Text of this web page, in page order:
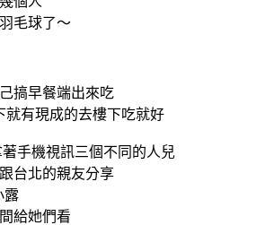
毛球了～
搞早餐端出來吃
有現成的去樓下吃就好
手機視訊三個不同的人兒
台北的親友分享
露
給她們看